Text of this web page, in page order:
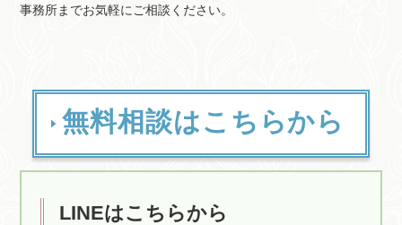
事務所までお気軽にご相談ください。
無料相談はこちらから
LINEはこちらから